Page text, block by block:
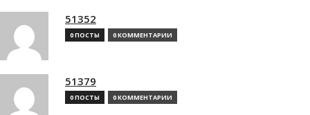
51352
0 ПОСТЫ 0 КОММЕНТАРИИ
51379
0 ПОСТЫ 0 КОММЕНТАРИИ